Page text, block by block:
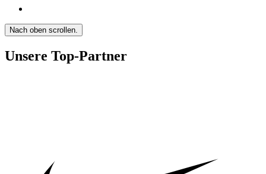
Nach oben scrollen.
Unsere Top-Partner